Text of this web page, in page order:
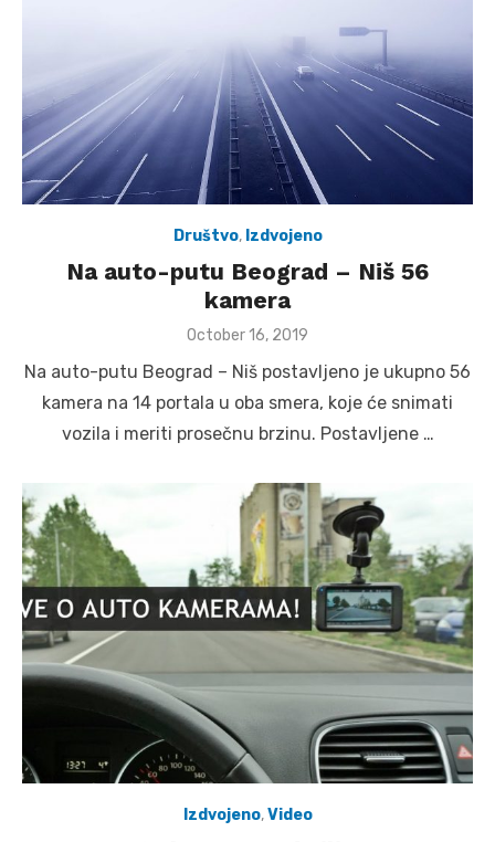
Društvo, Izdvojeno
Na auto-putu Beograd – Niš 56
kamera
Posted
October 16, 2019
Na auto-putu Beograd – Niš postavljeno je ukupno 56
kamera na 14 portala u oba smera, koje će snimati
vozila i meriti prosečnu brzinu. Postavljene …
Izdvojeno,Video